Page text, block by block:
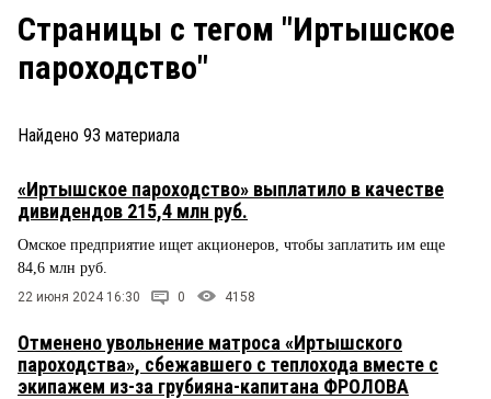
ЗАКОН
НОВОСТИ КОМПАНИЙ
ПРОИСШЕСТВИЯ
СТИЛЬ ЖИЗНИ
Рейтинги
Страницы c тегом "Иртышское
пароходство"
Найдено 93 материала
«Иртышское пароходство» выплатило в качестве
дивидендов 215,4 млн руб.
Омское предприятие ищет акционеров, чтобы заплатить им еще
84,6 млн руб.
22 июня 2024 16:30 0 4158
Отменено увольнение матроса «Иртышского
пароходства», сбежавшего с теплохода вместе с
экипажем из-за грубияна-капитана ФРОЛОВА